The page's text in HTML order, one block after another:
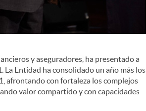
y aseguradores, ha presentado a
La Entidad ha consolidado un año más los
afrontando con fortaleza los complejos
valor compartido y con capacidades